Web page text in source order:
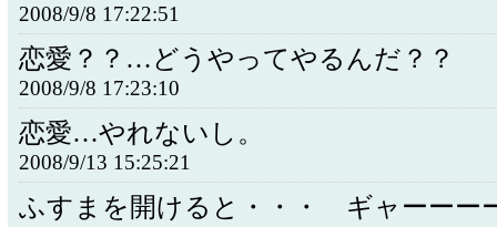
2008/9/8 17:22:51
恋愛？？…どうやってやるんだ？？
2008/9/8 17:23:10
恋愛…やれないし。
2008/9/13 15:25:21
ふすまを開けると・・・ ギャーーー